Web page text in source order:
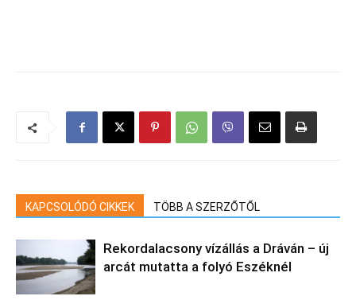
KAPCSOLÓDÓ CIKKEK TÖBB A SZERZŐTŐL
Rekordalacsony vízállás a Dráván – új
arcát mutatta a folyó Eszéknél